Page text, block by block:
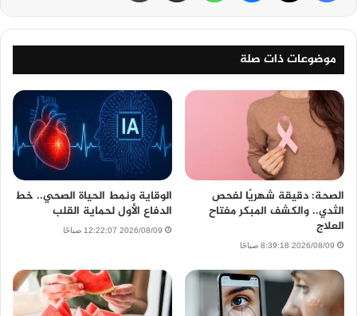
موضوعات ذات صلة
الصحة: دقيقة شهريًا لفحص
الثدي.. والكشف المبكر مفتاح
العلاج
2026/08/09 8:39:18 صباحًا
الوقاية ونمط الحياة الصحي.. خط
الدفاع الأول لحماية القلب
2026/08/09 12:22:07 صباحًا